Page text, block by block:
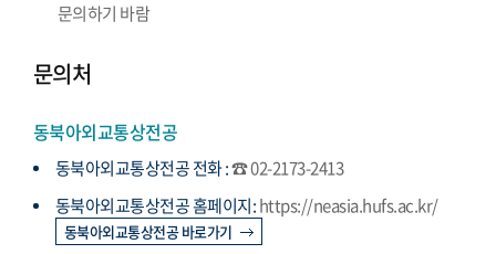
문의하기 바람
문의처
동북아외교통상전공
동북아외교통상전공 전화 :☎ 02-2173-2413
동북아외교통상전공 홈페이지:https://neasia.hufs.ac.kr/
동북아외교통상전공 바로가기